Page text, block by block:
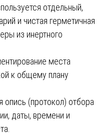
отдельный,
и чистая герметичная
из инертного
места
к общему плану
опись (протокол) отбора
даты, времени и